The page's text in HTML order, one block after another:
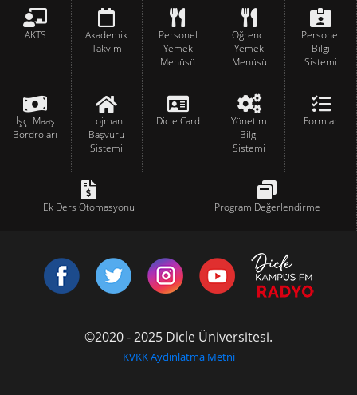
AKTS
Akademik
Takvim
Personel
Yemek
Menüsü
Öğrenci
Yemek
Menüsü
Personel
Bilgi
Sistemi
İşçi Maaş
Bordroları
Lojman
Başvuru
Sistemi
Dicle Card
Yönetim
Bilgi
Sistemi
Formlar
Ek Ders Otomasyonu Program Değerlendirme
©2020 - 2025 Dicle Üniversitesi.
KVKK Aydınlatma Metni